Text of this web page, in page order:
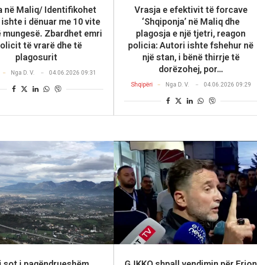
në Maliq/ Identifikohet
i dënuar me 10 vite
mungesë. Zbardhet emri
të vrarë dhe të
plagosurit
Nga D. V. 04.06.2026 09:31
Vrasja e efektivit të forcave
‘Shqiponja’ në Maliq dhe
plagosja e një tjetri, reagon
policia: Autori ishte fshehur në
një stan, i bënë thirrje të
dorëzohej, por…
Shqipëri Nga D. V. 04.06.2026 09:29